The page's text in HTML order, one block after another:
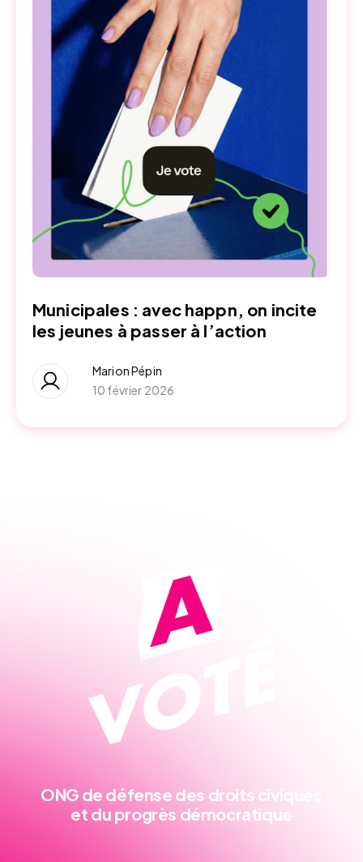
Municipales : avec happn, on incite
les jeunes à passer à l’action
Marion Pépin
10 février 2026
ONG de défense des droits civiques
et du progrès démocratique